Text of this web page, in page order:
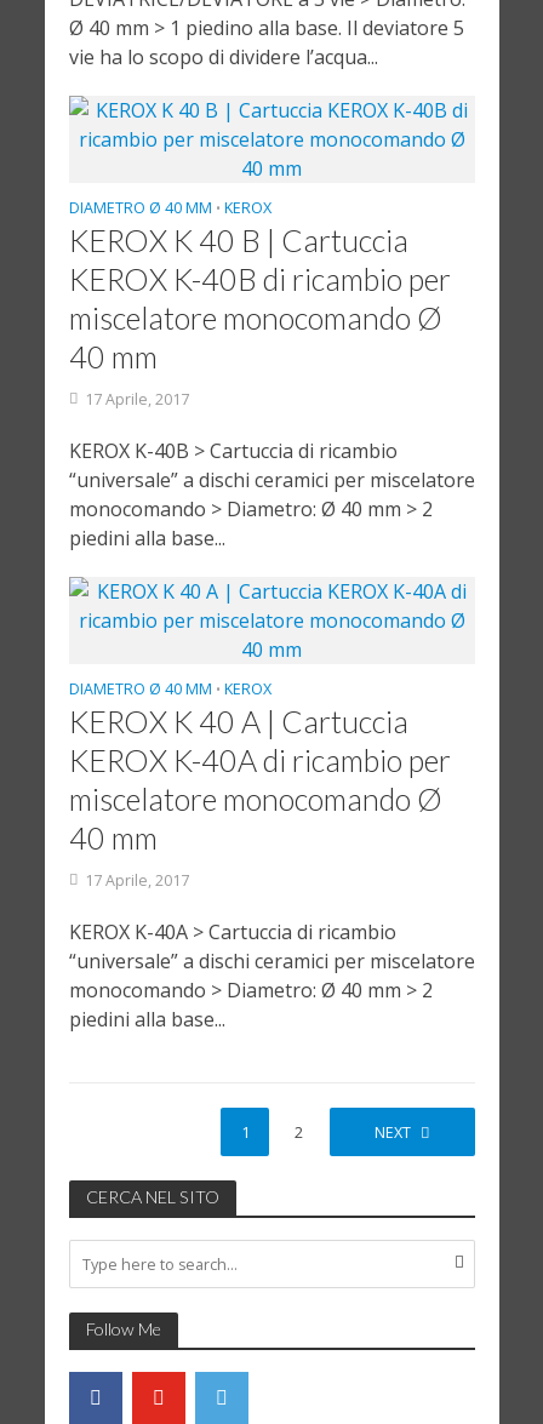
Ø 40 mm > 1 piedino alla base. Il deviatore 5
vie ha lo scopo di dividere l’acqua...
DIAMETRO Ø 40 MM • KEROX
KEROX K 40 B | Cartuccia
KEROX K-40B di ricambio per
miscelatore monocomando Ø
40 mm
17 Aprile, 2017
KEROX K-40B > Cartuccia di ricambio
“universale” a dischi ceramici per miscelatore
monocomando > Diametro: Ø 40 mm > 2
piedini alla base...
DIAMETRO Ø 40 MM • KEROX
KEROX K 40 A | Cartuccia
KEROX K-40A di ricambio per
miscelatore monocomando Ø
40 mm
17 Aprile, 2017
KEROX K-40A > Cartuccia di ricambio
“universale” a dischi ceramici per miscelatore
monocomando > Diametro: Ø 40 mm > 2
piedini alla base...
1 2 NEXT
CERCA NEL SITO
Follow Me